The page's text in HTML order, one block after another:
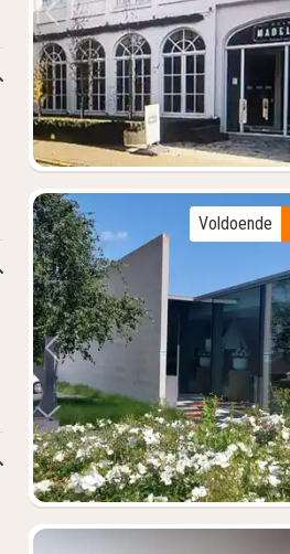
Vorige foto
Vorige foto
Voldoende